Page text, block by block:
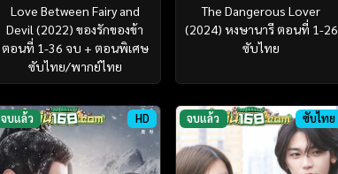
Love Between Fairy and
Devil (2022) ของรักของข้า
ตอนที่ 1-36 จบ + ตอนพิเศษ
ซับไทย/พากย์ไทย
The Dangerous Lover
(2024) หงษานารี ตอนที่ 1-26
ซับไทย
จบแล้ว HD จบแล้ว ซับไทย